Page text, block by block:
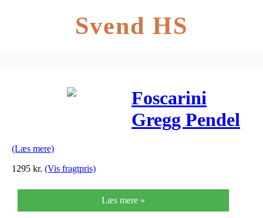
Svend HS
Foscarini
Gregg Pendel
(Læs mere)
1295 kr. (Vis fragtpris)
Læs mere »